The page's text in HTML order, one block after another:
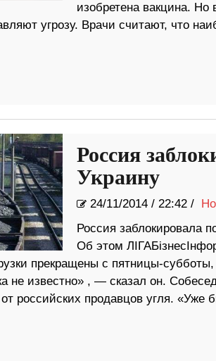
изобретена вакцина.
угрозу. Врачи считают, что
Россия
Украину
24/11/2014/ 22:42 /
Россия заблокировала
Об этом
прекращены с пятницы-
не известно» , — сказал он.
российских продавцов угля. «Уже